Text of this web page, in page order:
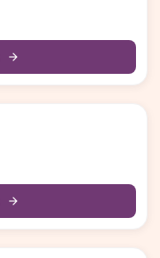
arrow_forward
arrow_forward